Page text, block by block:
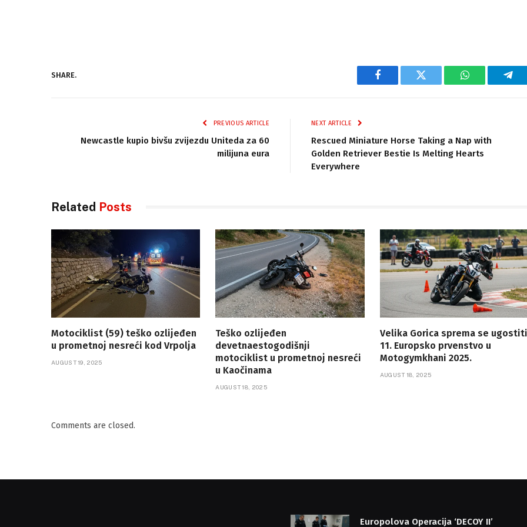
SHARE.
Facebook Twitter WhatsApp
PREVIOUS ARTICLE
Newcastle kupio bivšu zvijezdu Uniteda za 60
milijuna eura
NEXT ARTICLE
Rescued Miniature Horse Taking a Nap with
Golden Retriever Bestie Is Melting Hearts
Everywhere
Related Posts
Motociklist (59) teško ozlijeđen
u prometnoj nesreći kod Vrpolja
AUGUST 19, 2025
Teško ozlijeđen
devetnaestogodišnji
motociklist u prometnoj nesreći
u Kaočinama
AUGUST 18, 2025
Velika Gorica sprema se ugostiti
11. Europsko prvenstvo u
Motogymkhani 2025.
AUGUST 18, 2025
Comments are closed.
Europolova Operacija ‘DECOY II’